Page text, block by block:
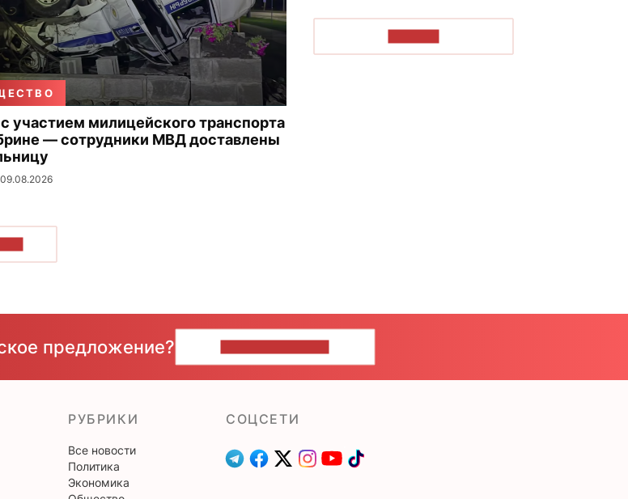
участием милицейского транспорта
— сотрудники МВД доставлены
09.08.2026
предложение?
РУБРИКИ
Все новости
Политика
Экономика
CОЦСЕТИ